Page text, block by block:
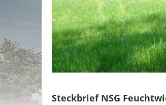
Steckbrief NSG